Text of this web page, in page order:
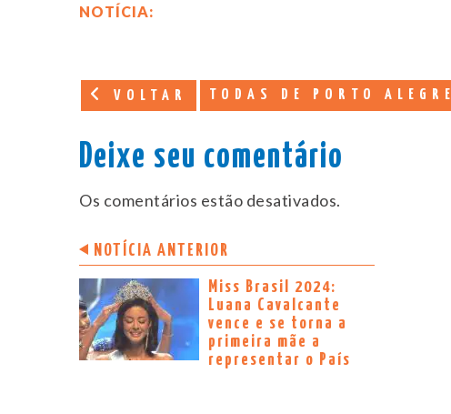
NOTÍCIA:
VOLTAR TODAS DE PORTO ALEGRE
Deixe seu comentário
Os comentários estão desativados.
NOTÍCIA ANTERIOR
Miss Brasil 2024:
Luana Cavalcante
vence e se torna a
primeira mãe a
representar o País